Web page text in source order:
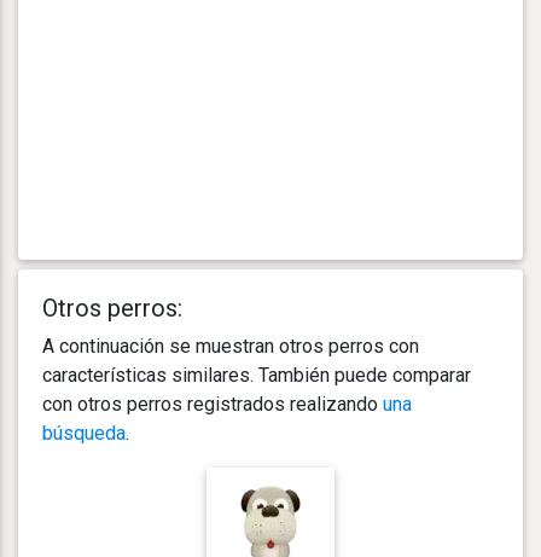
Otros perros:
A continuación se muestran otros perros con
características similares. También puede comparar
con otros perros registrados realizando una
búsqueda.